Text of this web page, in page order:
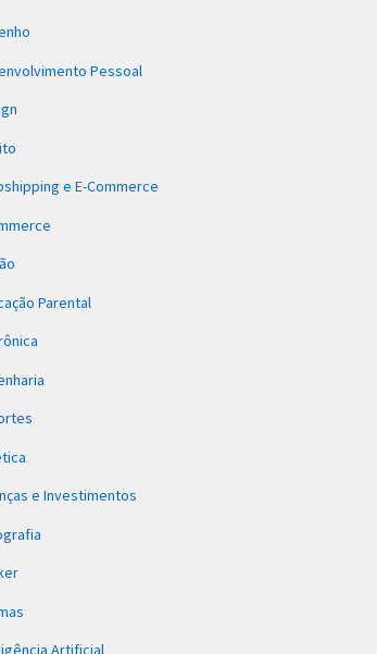
Pessoal
e E-Commerce
Parental
e Investimentos
Artificial